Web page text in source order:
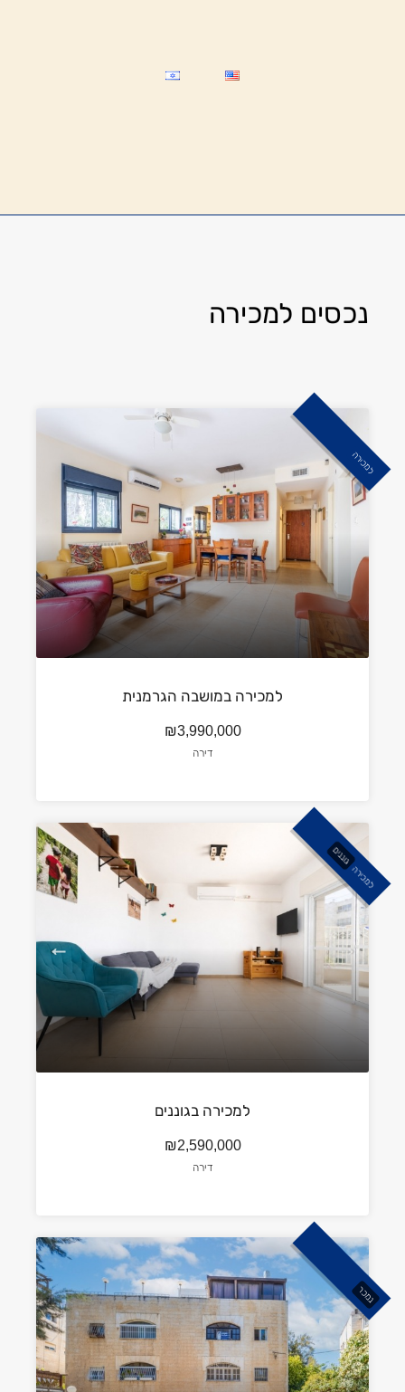
נכסים למכירה
למכירה
למכירה במושבה הגרמנית
₪3,990,000
דירה
למכירה
גוננים
למכירה בגוננים
₪2,590,000
דירה
נמכר